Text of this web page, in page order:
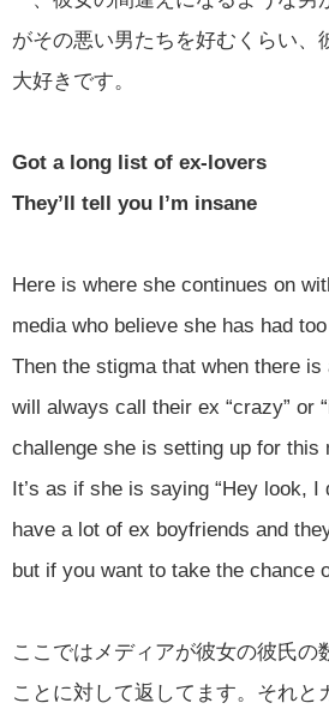
がその悪い男たちを好むくらい、
大好きです。
Got a long list of ex-lovers
They’ll tell you I’m insane
Here is where she continues on
media who believe she has had
Then the stigma that when there
will always call their ex “crazy” or
challenge she is setting up for this
It’s as if she is saying “Hey look, I
have a lot of ex boyfriends and
but if you want to take the chance
ここではメディアが彼女の彼氏の
ことに対して返してます。それと